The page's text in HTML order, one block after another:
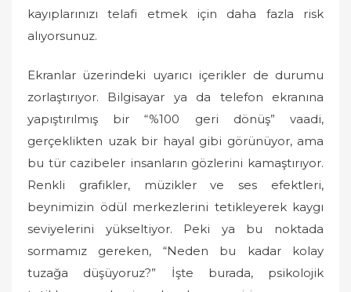
kayıplarınızı telafi etmek için daha fazla risk
alıyorsunuz.
Ekranlar üzerindeki uyarıcı içerikler de durumu
zorlaştırıyor. Bilgisayar ya da telefon ekranına
yapıştırılmış bir “%100 geri dönüş” vaadi,
gerçeklikten uzak bir hayal gibi görünüyor, ama
bu tür cazibeler insanların gözlerini kamaştırıyor.
Renkli grafikler, müzikler ve ses efektleri,
beynimizin ödül merkezlerini tetikleyerek kaygı
seviyelerini yükseltiyor. Peki ya bu noktada
sormamız gereken, “Neden bu kadar kolay
tuzağa düşüyoruz?” İşte burada, psikolojik